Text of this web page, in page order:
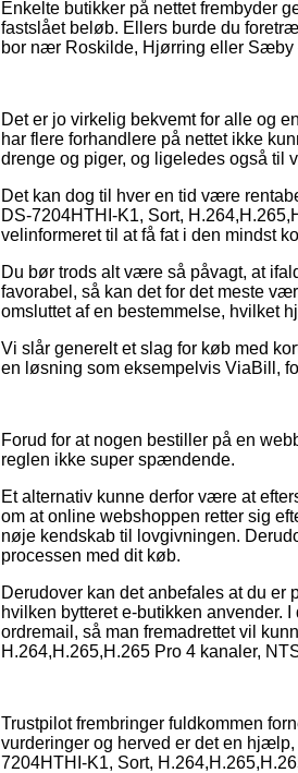
Enkelte butikker på nettet frembyder
fastslået beløb. Ellers burde du
bor nær Roskilde, Hjørring eller Sæby
Det er jo virkelig bekvemt for alle og
har flere forhandlere på nettet ikke
drenge og piger, og ligeledes også til
Det kan dog til hver en tid være
DS-7204HTHI-K1, Sort,
velinformeret til at få fat i den mindst
Du bør trods alt være så påvagt, at
favorabel, så kan det for det meste
omsluttet af en bestemmelse, hvilket
Vi slår generelt et slag for køb med
en løsning som eksempelvis ViaBill,
Forud for at nogen bestiller på en
reglen ikke super spændende.
Et alternativ kunne derfor være at
om at online webshoppen retter sig
nøje kendskab til lovgivningen.
processen med dit køb.
Derudover kan det anbefales at du er
hvilken bytteret e-butikken anvender.
ordremail, så man fremadrettet vil
H.264,H.265,H.265 Pro 4 kanaler,
Trustpilot frembringer fuldkommen
vurderinger og herved er det en
7204HTHI-K1, Sort,